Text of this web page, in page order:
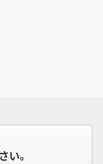
い。